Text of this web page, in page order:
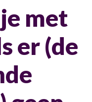
met
er (de